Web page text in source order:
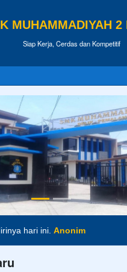
MUHAMMADIYAH 2
Siap Kerja, Cerdas dan Kompetitif
ini.Anonim